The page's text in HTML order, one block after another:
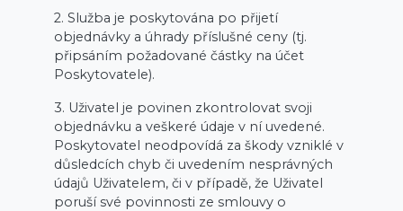
2. Služba je poskytována po přijetí
objednávky a úhrady příslušné ceny (tj.
připsáním požadované částky na účet
Poskytovatele).
3. Uživatel je povinen zkontrolovat svoji
objednávku a veškeré údaje v ní uvedené.
Poskytovatel neodpovídá za škody vzniklé v
důsledcích chyb či uvedením nesprávných
údajů Uživatelem, či v případě, že Uživatel
poruší své povinnosti ze smlouvy o